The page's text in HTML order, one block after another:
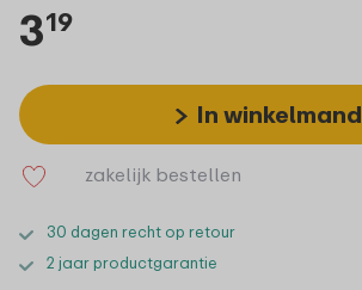
319
In winkelmand
zakelijk bestellen
30 dagen recht op retour
2 jaar productgarantie